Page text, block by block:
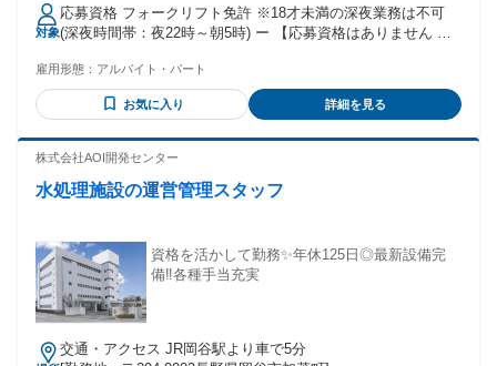
対象
応募資格 フォークリフト免許 ※18才未満の深夜業務は不可
(深夜時間帯：夜22時～朝5時) ー 【応募資格はありません 未
大歓迎です ◆短時間 /扶養範囲内 /Wワーク・副業も相談可能
(一部社内規定による) ◆ハローワークでお仕事探し中の方に
もおすすめ ◆中高年の方も多数活躍しています。 【先輩スタ
です ・飲食店で働いていた方 ・コンビニやスーパーなどの販
されていた方 ・データ入力等の事務をされていた方 ・短期で
雇用形態： アルバイト・パート
お気に入り 詳細を見る
株式会社AOI開発センター
水処理施設の運営管理スタッフ
資格を活かして勤務✨年休125日◎最新設備完
備‼各種手当充実
交通・アクセス JR岡谷駅より車で5分